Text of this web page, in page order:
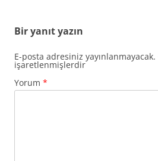
Bir yanıt yazın
E-posta adresiniz yayınlanmayacak.
işaretlenmişlerdir
Yorum *